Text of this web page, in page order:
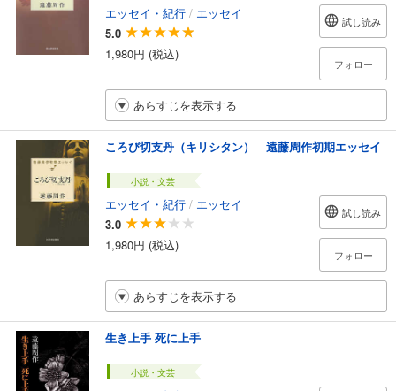
エッセイ・紀行 / エッセイ
5.0
1,980円 (税込)
試し読み
フォロー
あらすじを表示する
ころび切支丹（キリシタン） 遠藤周作初期エッセイ
小説・文芸
エッセイ・紀行 / エッセイ
3.0
1,980円 (税込)
試し読み
フォロー
あらすじを表示する
生き上手 死に上手
小説・文芸